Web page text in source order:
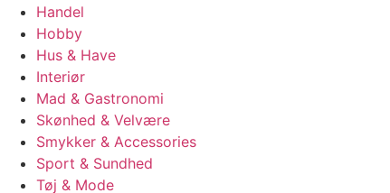
Handel
Hobby
Hus & Have
Interiør
Mad & Gastronomi
Skønhed & Velvære
Smykker & Accessories
Sport & Sundhed
Tøj & Mode